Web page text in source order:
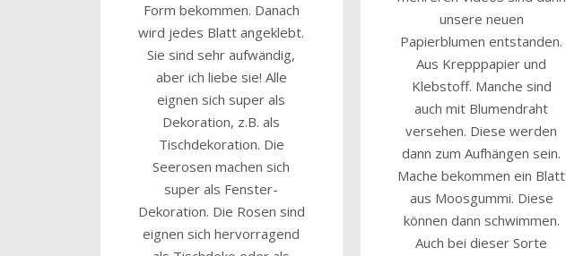
Form bekommen. Danach
wird jedes Blatt angeklebt.
Sie sind sehr aufwändig,
aber ich liebe sie! Alle
eignen sich super als
Dekoration, z.B. als
Tischdekoration. Die
Seerosen machen sich
super als Fenster-
Dekoration. Die Rosen sind
eignen sich hervorragend
unsere neuen
Papierblumen entstanden.
Aus Krepppapier und
Klebstoff. Manche sind
auch mit Blumendraht
versehen. Diese werden
dann zum Aufhängen sein.
Mache bekommen ein Blatt
aus Moosgummi. Diese
können dann schwimmen.
Auch bei dieser Sorte